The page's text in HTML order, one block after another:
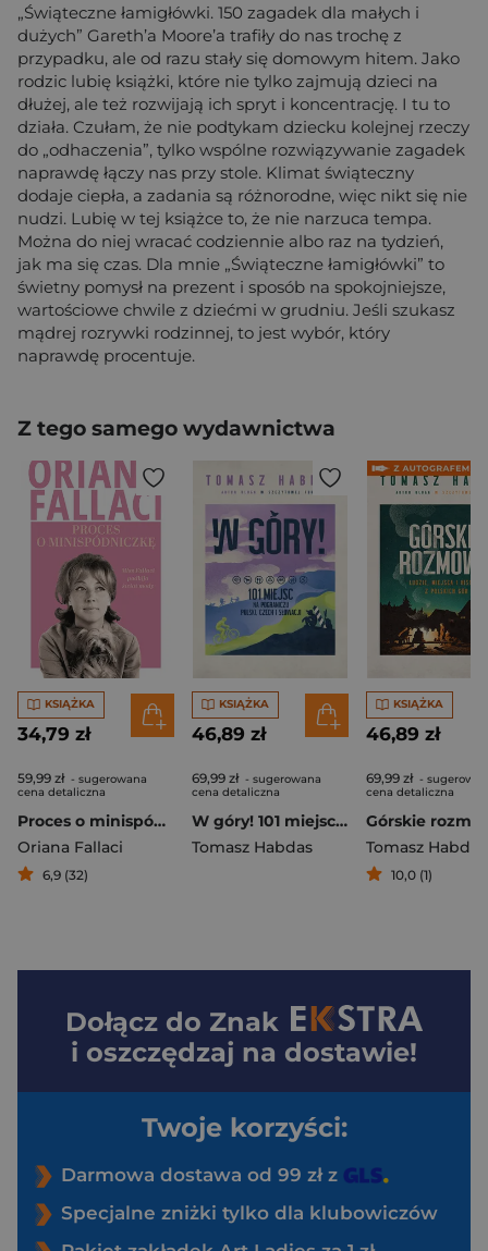
„Świąteczne łamigłówki. 150 zagadek dla małych i
dużych” Gareth’a Moore’a trafiły do nas trochę z
przypadku, ale od razu stały się domowym hitem. Jako
rodzic lubię książki, które nie tylko zajmują dzieci na
dłużej, ale też rozwijają ich spryt i koncentrację. I tu to
działa. Czułam, że nie podtykam dziecku kolejnej rzeczy
do „odhaczenia”, tylko wspólne rozwiązywanie zagadek
naprawdę łączy nas przy stole. Klimat świąteczny
dodaje ciepła, a zadania są różnorodne, więc nikt się nie
nudzi. Lubię w tej książce to, że nie narzuca tempa.
Można do niej wracać codziennie albo raz na tydzień,
jak ma się czas. Dla mnie „Świąteczne łamigłówki” to
świetny pomysł na prezent i sposób na spokojniejsze,
wartościowe chwile z dziećmi w grudniu. Jeśli szukasz
mądrej rozrywki rodzinnej, to jest wybór, który
naprawdę procentuje.
Z tego samego wydawnictwa
KSIĄŻKA
34,79 zł
59,99 zł - sugerowana
cena detaliczna
Proces o minispódniczkę. Miss Fallaci podbija świat mody
Oriana Fallaci
6,9 (32)
KSIĄŻKA
46,89 zł
69,99 zł - sugerowana
cena detaliczna
W góry! 101 miejsc na pograniczu Polski, Czech i Słowacji
Tomasz Habdas
KSIĄŻKA
46,89 zł
69,99 zł -
cena detaliczna
Tomasz Habdas
10,0 (1)
Dołącz do Znak
i oszczędzaj na dostawie!
Twoje korzyści:
Darmowa dostawa od 99 zł z
Specjalne zniżki tylko dla klubowiczów